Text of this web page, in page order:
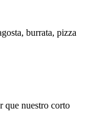
burrata, pizza
que nuestro corto